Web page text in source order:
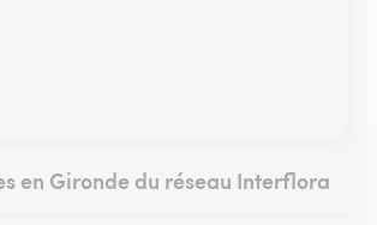
en Gironde du réseau Interflora